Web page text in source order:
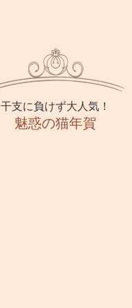
干支に負けず大人気！
魅惑の猫年賀